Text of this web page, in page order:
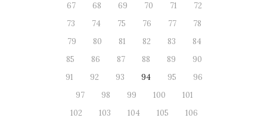
67
68 69 70 71
72
73
74 75 76 77
78
79
80 81 82 83
84
85
86 87 88 89
90
91
92 93 94 95
96
97
98 99 100
101
102
103 104 105
106